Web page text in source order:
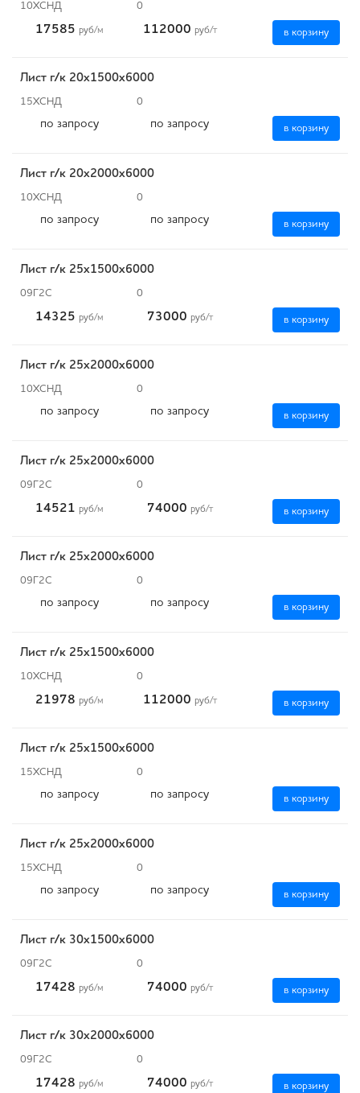
10ХСНД 0
17585 руб/м 112000 руб/т в корзину
Лист г/к 20х1500х6000
15ХСНД 0
по запросу по запросу в корзину
Лист г/к 20х2000х6000
10ХСНД 0
по запросу по запросу в корзину
Лист г/к 25х1500х6000
09Г2С 0
14325 руб/м 73000 руб/т в корзину
Лист г/к 25х2000х6000
10ХСНД 0
по запросу по запросу в корзину
Лист г/к 25х2000х6000
09Г2С 0
14521 руб/м 74000 руб/т в корзину
Лист г/к 25х2000х6000
09Г2С 0
по запросу по запросу в корзину
Лист г/к 25х1500х6000
10ХСНД 0
21978 руб/м 112000 руб/т в корзину
Лист г/к 25х1500х6000
15ХСНД 0
по запросу по запросу в корзину
Лист г/к 25х2000х6000
15ХСНД 0
по запросу по запросу в корзину
Лист г/к 30х1500х6000
09Г2С 0
17428 руб/м 74000 руб/т в корзину
Лист г/к 30х2000х6000
09Г2С 0
17428 руб/м 74000 руб/т в корзину